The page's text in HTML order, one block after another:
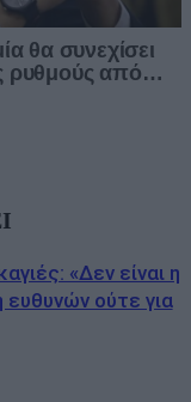
«Δεν είναι η
ούτε για